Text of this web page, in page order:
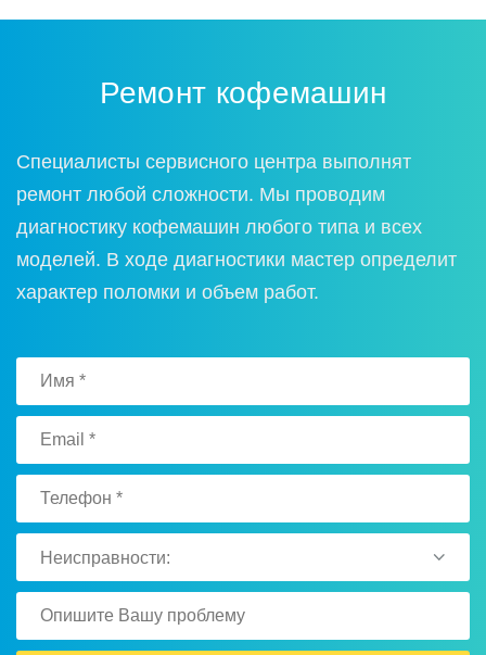
Ремонт кофемашин
Специалисты сервисного центра выполнят
ремонт любой сложности. Мы проводим
диагностику кофемашин любого типа и всех
моделей. В ходе диагностики мастер определит
характер поломки и объем работ.
Неисправности: